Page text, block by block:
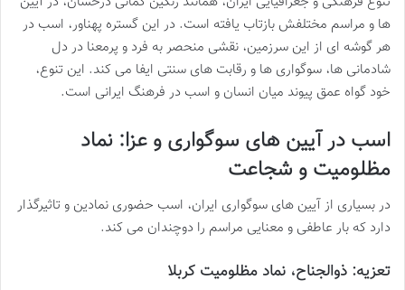
ها و مراسم مختلفش بازتاب یافته است. در این گستره پهناور، اسب در
هر گوشه ای از این سرزمین، نقشی منحصر به فرد و پرمعنا در دل
شادمانی ها، سوگواری ها و رقابت های سنتی ایفا می کند. این تنوع،
خود گواه عمق پیوند میان انسان و اسب در فرهنگ ایرانی است.
اسب در آیین های سوگواری و عزا: نماد
مظلومیت و شجاعت
در بسیاری از آیین های سوگواری ایران، اسب حضوری نمادین و تاثیرگذار
دارد که بار عاطفی و معنایی مراسم را دوچندان می کند.
تعزیه: ذوالجناح، نماد مظلومیت کربلا